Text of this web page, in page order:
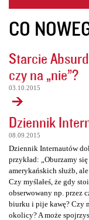
CO
Starcie
czy na „nie”?
03.10.2015
Dziennik
08.09.2015
Dziennik Internautów
przykład: „Oburzamy
amerykańskich służb,
Czy myślałeś, że gdy
obserwowany np. przez
biurku i pije kawę? Czy
okolicy? A może